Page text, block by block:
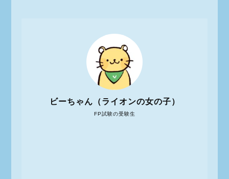
FP試験の受験生
ビーちゃん（ライオンの女の子）